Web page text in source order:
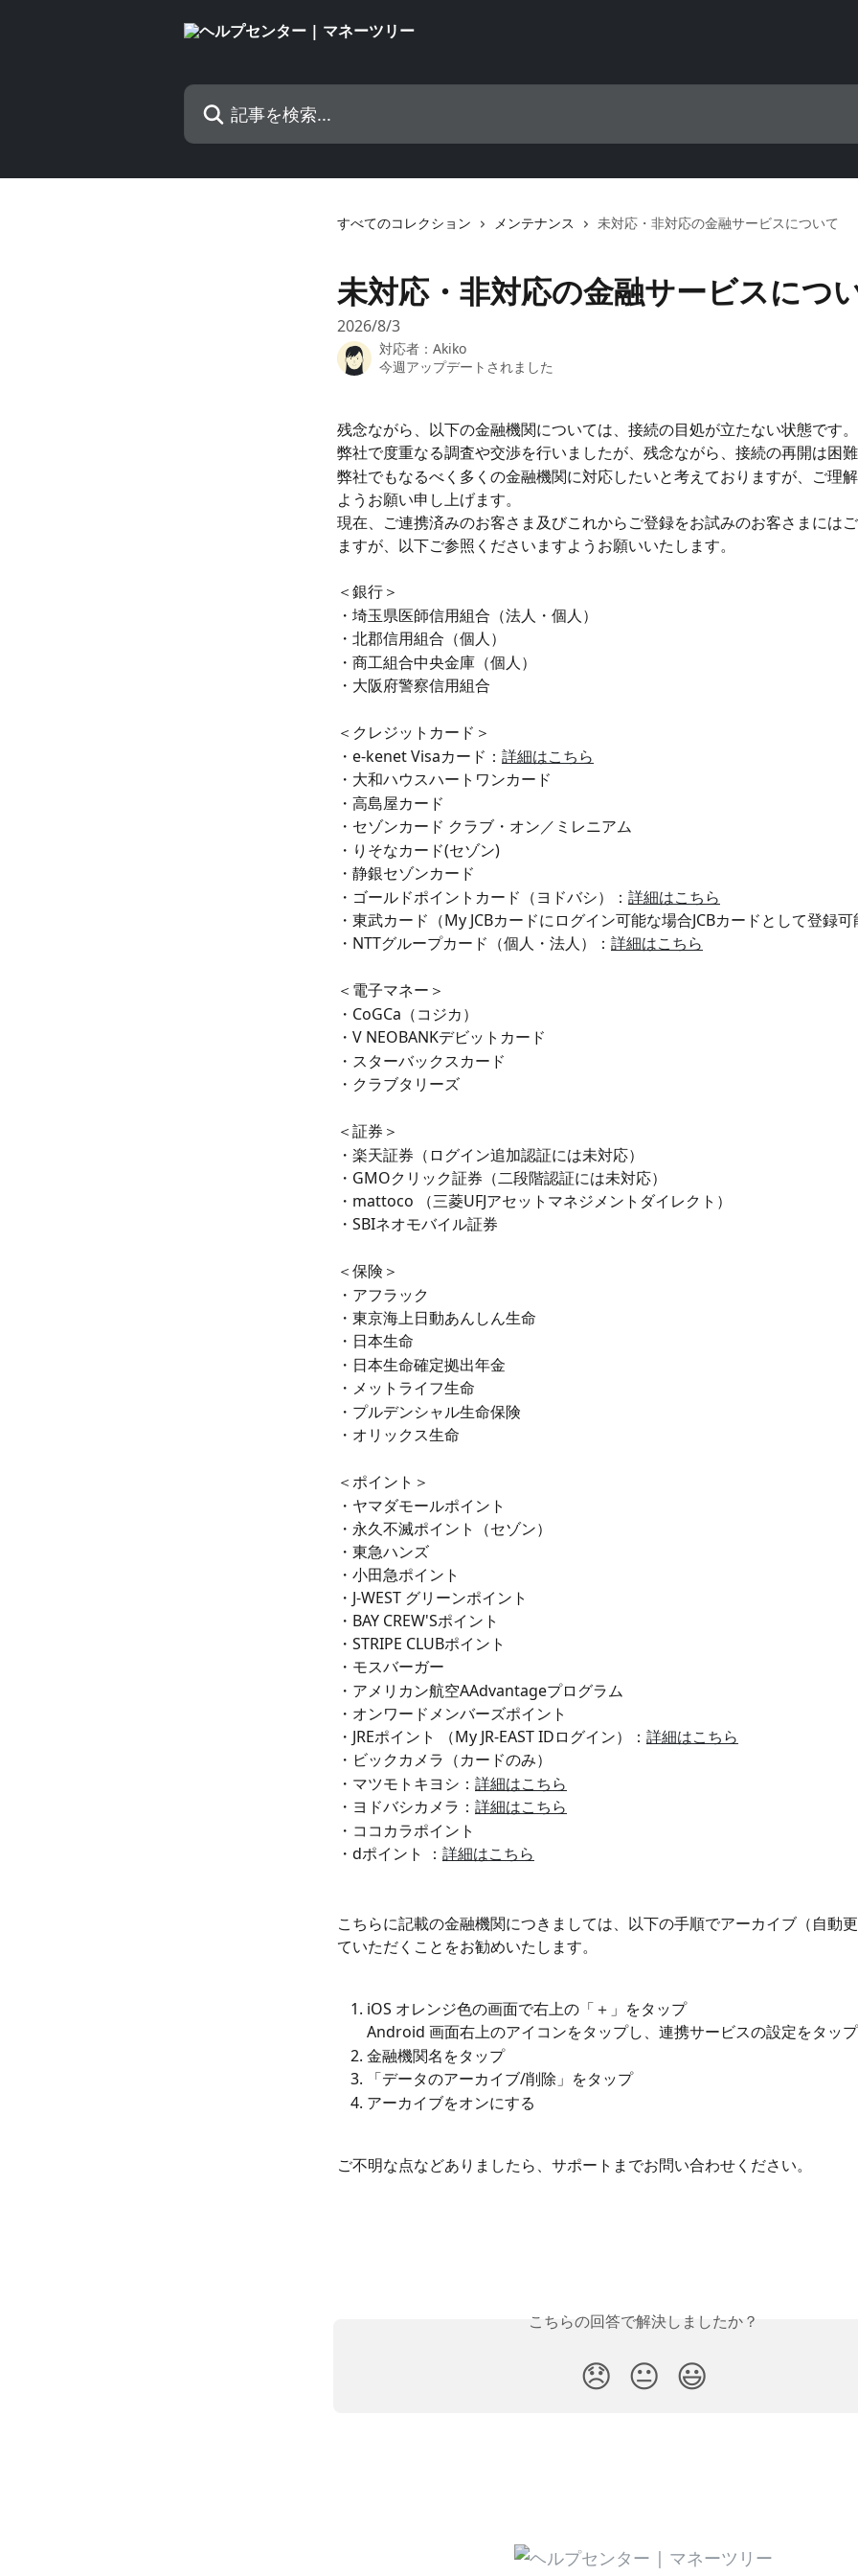
記事を検索...
すべてのコレクション メンテナンス 未対応・非対応の金融サービスについて
未対応・非対応の金融サービスにつ
2026/8/3
対応者： Akiko
今週アップデートされました
残念ながら、以下の金融機関については、接続の目処が立たない状態です。
弊社で度重なる調査や交渉を行いましたが、残念ながら、接続の再開は困
弊社でもなるべく多くの金融機関に対応したいと考えておりますが、ご理
ようお願い申し上げます。
現在、ご連携済みのお客さま及びこれからご登録をお試みのお客さまには
ますが、以下ご参照くださいますようお願いいたします。
＜銀行＞
・埼玉県医師信用組合（法人・個人）
・北郡信用組合（個人）
・商工組合中央金庫（個人）
・大阪府警察信用組合
＜クレジットカード＞
・e-kenet Visaカード： 詳細はこちら
・大和ハウスハートワンカード
・高島屋カード
・セゾンカード クラブ・オン／ミレニアム
・りそなカード(セゾン)
・静銀セゾンカード
・ゴールドポイントカード（ヨドバシ）： 詳細はこちら
・東武カード（My JCBカードにログイン可能な場合JCBカードとして登録
・NTTグループカード（個人・法人）： 詳細はこちら
＜電子マネー＞
・CoGCa（コジカ）
・V NEOBANKデビットカード
・スターバックスカード
・クラブタリーズ
＜証券＞
・楽天証券（ログイン追加認証には未対応）
・GMOクリック証券（二段階認証には未対応）
・mattoco （三菱UFJアセットマネジメントダイレクト）
・SBIネオモバイル証券
＜保険＞
・アフラック
・東京海上日動あんしん生命
・日本生命
・日本生命確定拠出年金
・メットライフ生命
・プルデンシャル生命保険
・オリックス生命
＜ポイント＞
・ヤマダモールポイント
・永久不滅ポイント（セゾン）
・東急ハンズ
・小田急ポイント
・J-WEST グリーンポイント
・BAY CREW'Sポイント
・STRIPE CLUBポイント
・モスバーガー
・アメリカン航空AAdvantageプログラム
・オンワードメンバーズポイント
・JREポイント （My JR-EAST IDログイン）： 詳細はこちら
・ビックカメラ（カードのみ）
・マツモトキヨシ： 詳細はこちら
・ヨドバシカメラ： 詳細はこちら
・ココカラポイント
・dポイント ： 詳細はこちら
こちらに記載の金融機関につきましては、以下の手順でアーカイブ（自動
ていただくことをお勧めいたします。
iOS オレンジ色の画面で右上の「＋」をタップ
Android 画面右上のアイコンをタップし、連携サービスの設定をタッ
金融機関名をタップ
「データのアーカイブ/削除」をタップ
アーカイブをオンにする
ご不明な点などありましたら、サポートまでお問い合わせください。
こちらの回答で解決しましたか？
😞 😐 😃